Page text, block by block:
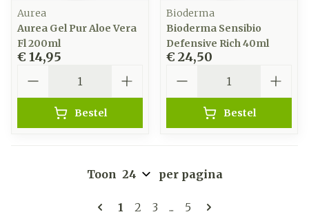
Aurea
Aurea Gel Pur Aloe Vera
Fl 200ml
€ 14,95
Bestel
Bioderma
Bioderma Sensibio
Defensive Rich 40ml
€ 24,50
Bestel
Pagina's
U lees momenteel pagina
1 Pagina
2 Pagina
3 ... Pagina
5
Toon per pagina